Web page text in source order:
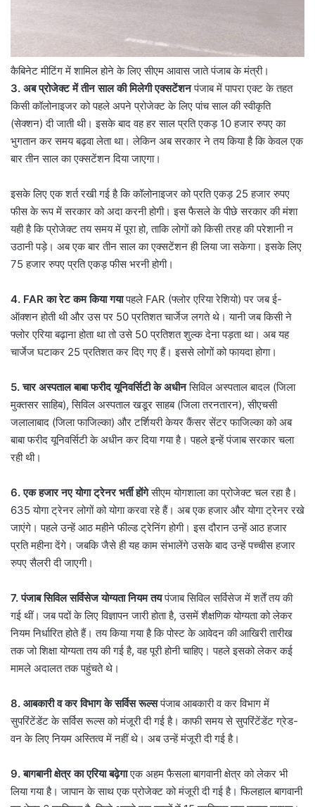
कैबिनेट मीटिंग में शामिल होने के लिए सीएम आवास जाते पंजाब के मंत्री।
3. अब प्रोजेक्ट में तीन साल की मिलेगी एक्सटेंशनपंजाब में पापरा एक्ट के तहत
किसी कॉलोनाइजर को पहले अपने प्रोजेक्ट के लिए पांच साल की स्वीकृति
(सेक्शन) दी जाती थी। इसके बाद वह हर साल प्रति एकड़ 10 हजार रुपए का
भुगतान कर समय बढ़वा लेता था। लेकिन अब सरकार ने तय किया है कि केवल एक
बार तीन साल का एक्सटेंशन दिया जाएगा।
इसके लिए एक शर्त रखी गई है कि कॉलोनाइजर को प्रति एकड़ 25 हजार रुपए
फीस के रूप में सरकार को अदा करनी होगी। इस फैसले के पीछे सरकार की मंशा
यही है कि प्रोजेक्ट तय समय में पूरा हो, ताकि लोगों को किसी तरह की परेशानी न
उठानी पड़े। अब एक बार तीन साल का एक्सटेंशन ही लिया जा सकेगा। इसके लिए
75 हजार रुपए प्रति एकड़ फीस भरनी होगी।
4. FAR का रेट कम किया गयापहले FAR (फ्लोर एरिया रेशियो) पर जब ई-
ऑक्शन होती थी और उस पर 50 प्रतिशत चार्जेज लगते थे। यानी जब किसी ने
फ्लोर एरिया बढ़ाना होता था तो उसे 50 प्रतिशत शुल्क देना पड़ता था। अब यह
चार्जेज घटाकर 25 प्रतिशत कर दिए गए हैं। इससे लोगों को फायदा होगा।
5.चार अस्पताल बाबा फरीद यूनिवर्सिटी के अधीनसिविल अस्पताल बादल (जिला
मुक्तसर साहिब), सिविल अस्पताल खडूर साहब (जिला तरनतारन), सीएचसी
जलालाबाद (जिला फाजिल्का) और टर्शियरी केयर कैंसर सेंटर फाजिल्का को अब
बाबा फरीद यूनिवर्सिटी के अधीन कर दिया गया है। पहले इन्हें पंजाब सरकार चला
रही थी।
6. एक हजार नए योगा ट्रेनर भर्ती होंगेसीएम योगशाला का प्रोजेक्ट चल रहा है।
635 योगा ट्रेनर लोगों को योगा करवा रहे हैं। अब एक हजार और योगा ट्रेनर रखे
जाएंगे। पहले उन्हें आठ महीने फील्ड ट्रेनिंग होगी। इस दौरान उन्हें आठ हजार
प्रति महीना देंगे। जबकि जैसे ही यह काम संभालेंगे उसके बाद उन्हें पच्चीस हजार
रुपए सैलरी दी जाएगी।
7. पंजाब सिविल सर्विसेज योग्यता नियम तयपंजाब सिविल सर्विसेज में शर्तें तय की
गई थीं। जब पदों के लिए विज्ञापन जारी होता है, उसमें शैक्षणिक योग्यता को लेकर
नियम निर्धारित होते हैं। तय किया गया है कि पोस्ट के आवेदन की आखिरी तारीख
तक जो शिक्षा योग्यता तय की गई है, वह पूरी होनी चाहिए। पहले इसको लेकर कई
मामले अदालत तक पहुंचते थे।
8. आबकारी व कर विभाग के सर्विस रूल्सपंजाब आबकारी व कर विभाग में
सुपरिंटेंडेंट के सर्विस रूल्स को मंजूरी दी गई है। काफी समय से सुपरिंटेंडेंट ग्रेड-
वन के लिए नियम अस्तित्व में नहीं थे। अब उन्हें मंजूरी दी गई है।
9.बागबानी क्षेत्र का एरिया बढ़ेगाएक अहम फैसला बागवानी क्षेत्र को लेकर भी
लिया गया है। जापान के साथ एक प्रोजेक्ट को मंजूरी दी गई है। फिलहाल बागवानी